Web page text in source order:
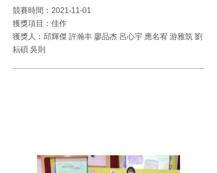
競賽時間：2021-11-01
獲獎項目：佳作
獲獎人：邱輝傑 許瀚丰 廖品杰 呂心宇 應名宥 游雅筑 劉
耘碩 吳則